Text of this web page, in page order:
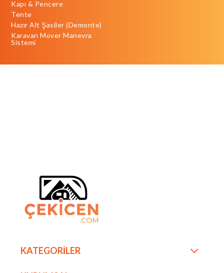
Kapı & Pencere
Tente
Hazır Alt Şasiler (Demonte)
Karavan Mover Manevra
Sistemi
KATEGORİLER